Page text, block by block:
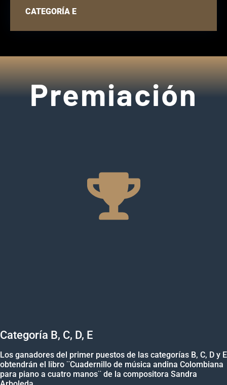
CATEGORÍA E
Premiación
Categoría B, C, D, E
Los ganadores del primer puestos de las categorías B, C, D y E
obtendrán el libro ¨Cuadernillo de música andina Colombiana
para piano a cuatro manos¨ de la compositora Sandra